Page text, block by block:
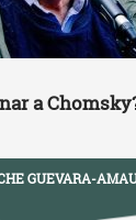
a
GUEVARA-